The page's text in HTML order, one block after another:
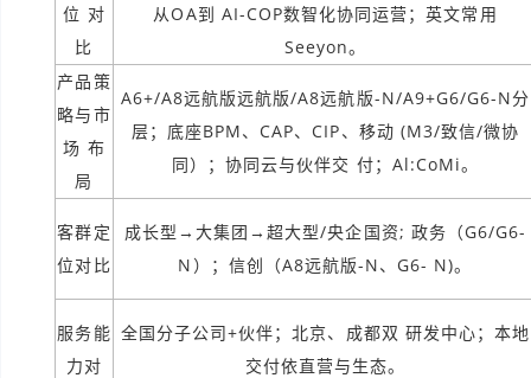
位 对
比
从OA到 AI-COP数智化协同运营；英文常用
Seeyon。
产品策
略与市
场 布
局
A6+/A8远航版远航版/A8远航版-N/A9+G6/G6-N分
层；底座BPM、CAP、CIP、移动 (M3/致信/微协
同）；协同云与伙伴交 付；Al:CoMi。
客群定
位对比
成长型→大集团→超大型/央企国资; 政务（G6/G6-
N）；信创（A8远航版-N、G6- N)。
服务能
力对
全国分子公司+伙伴；北京、成都双 研发中心；本地
交付依直营与生态。